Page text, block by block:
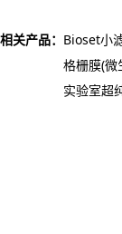
相关产品： Bioset小
格栅膜(微
实验室超